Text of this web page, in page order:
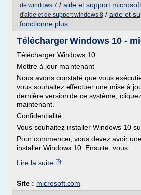
de windows 7 / aide et support
d'aide et de support windows 8 / aide et
fonctionne plus
Télécharger Windows 10 -
Télécharger Windows 10
Mettre à jour maintenant
Nous avons constaté que vous
vous souhaitez effectuer une mise à
dernière version de ce système,
maintenant.
Confidentialité
Vous souhaitez installer Windows 10
Pour commencer, vous devez avoir
installer Windows 10. Ensuite, vous...
Lire la suite
Site : microsoft.com